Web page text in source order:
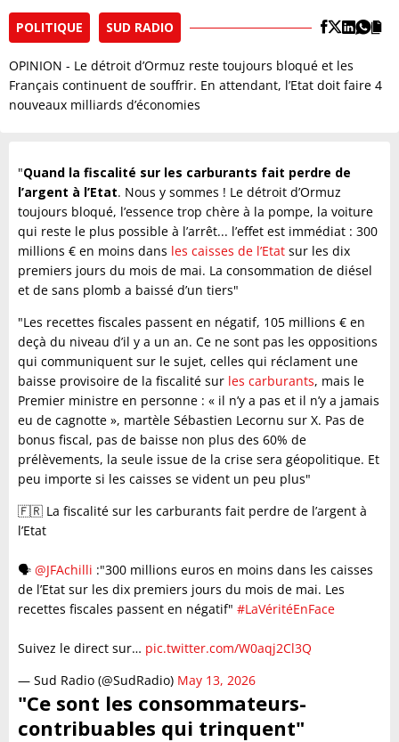
POLITIQUE SUD RADIO
OPINION - Le détroit d’Ormuz reste toujours bloqué et les
Français continuent de souffrir. En attendant, l’Etat doit faire 4
nouveaux milliards d’économies
"Quand la fiscalité sur les carburants fait perdre de
l’argent à l’Etat. Nous y sommes ! Le détroit d’Ormuz
toujours bloqué, l’essence trop chère à la pompe, la voiture
qui reste le plus possible à l’arrêt... l’effet est immédiat : 300
millions € en moins dans les caisses de l’Etat sur les dix
premiers jours du mois de mai. La consommation de diésel
et de sans plomb a baissé d’un tiers"
"Les recettes fiscales passent en négatif, 105 millions € en
deçà du niveau d’il y a un an. Ce ne sont pas les oppositions
qui communiquent sur le sujet, celles qui réclament une
baisse provisoire de la fiscalité sur les carburants, mais le
Premier ministre en personne : « il n’y a pas et il n’y a jamais
eu de cagnotte », martèle Sébastien Lecornu sur X. Pas de
bonus fiscal, pas de baisse non plus des 60% de
prélèvements, la seule issue de la crise sera géopolitique. Et
peu importe si les caisses se vident un peu plus"
🇫🇷 La fiscalité sur les carburants fait perdre de l’argent à
l’Etat
🗣️ @JFAchilli :"300 millions euros en moins dans les caisses
de l’Etat sur les dix premiers jours du mois de mai. Les
recettes fiscales passent en négatif" #LaVéritéEnFace
Suivez le direct sur… pic.twitter.com/W0aqj2Cl3Q
— Sud Radio (@SudRadio) May 13, 2026
"Ce sont les consommateurs-
contribuables qui trinquent"